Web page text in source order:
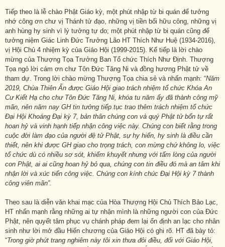
Tiếp theo là lễ chào Phật Giáo kỳ, một phút nhập từ bi quán để tưởng
nhớ công ơn chư vị Thánh tử đạo, những vị tiền bối hữu công, những vị
anh hùng hy sinh vì lý tưởng tự do; một phút nhập từ bi quán cũng để
tưởng niệm Giác Linh Đức Trưởng Lão HT Thích Như Huệ (1934-2016),
vị Hội Chủ 4 nhiệm kỳ của Giáo Hội (1999-2015). Kế tiếp là lời chào
mừng của Thượng Tọa Trưởng Ban Tổ chức Thích Như Định. Thượng
Tọa ngỏ lời cám ơn chư Tôn Đức Tăng Ni và đồng hương Phật tử về
tham dự. Trong lời chào mừng Thượng Tọa chia sẻ và nhấn mạnh: “Năm
2019, Chùa Thiên Ấn được Giáo Hội giao trách nhiệm tổ chức Khóa An
Cư Kiết Hạ cho chư Tôn Đức Tăng Ni, khóa tu năm ấy đã thành công mỹ
mãn nên năm nay GH tin tưởng tiếp tục trao thêm trách nhiệm tổ chức
Đại Hội Khoáng Đại kỳ 7, bản thân chúng con và quý Phật tử bổn tự rất
hoan hỷ và vinh hạnh tiếp nhận công việc này. Chúng con biết rằng trong
cuộc đời làm đạo của người đệ tử Phật, sự hy hiến, hy sinh là điều cần
thiết, nên khi được GH giao cho trọng trách, con mừng chứ không lo, việc
tổ chức dù có nhiều sơ sót, khiếm khuyết nhưng với tấm lòng của người
con Phật, ai ai cũng hoan hỷ bỏ qua, chúng con tin điều đó mà an tâm khi
nhận lời và xúc tiến công việc. Chúng con kính chúc Đại Hội kỳ 7 thành
công viên mãn”.
Theo sau là diễn văn khai mạc của Hòa Thượng Hội Chủ Thích Bảo Lạc,
HT nhấn mạnh rằng những ai tự nhận mình là những người con của Đức
Phật, nên quyết tâm phục vụ chánh pháp đem lại ổn định an lạc cho nhân
sinh như lời mở đầu Hiến chương của Giáo Hội có ghi rõ. HT đã bày tỏ:
“Trong giờ phút trang nghiêm này tôi xin thưa đôi điều, đối với Giáo Hội,